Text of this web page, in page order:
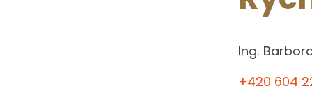
Ing.
+420 604